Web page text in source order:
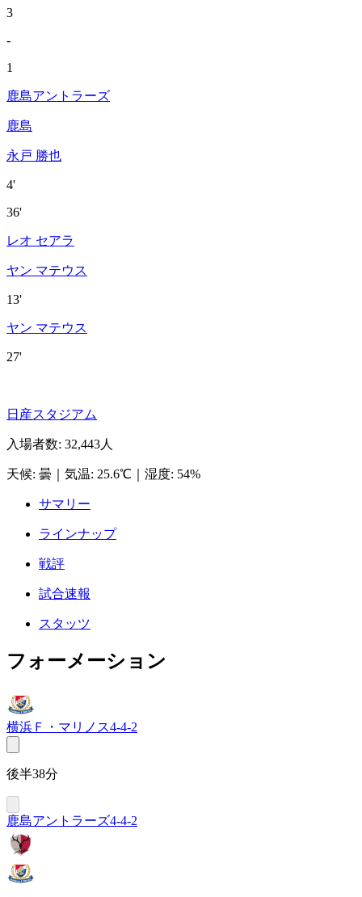
3
-
1
鹿島アントラーズ
鹿島
永戸 勝也
4'
36'
レオ セアラ
ヤン マテウス
13'
ヤン マテウス
27'
日産スタジアム
入場者数: 32,443人
天候: 曇 気温: 25.6℃ 湿度: 54%
サマリー
ラインナップ
戦評
試合速報
スタッツ
フォーメーション
横浜Ｆ・マリノス4-4-2
後半38分
鹿島アントラーズ4-4-2